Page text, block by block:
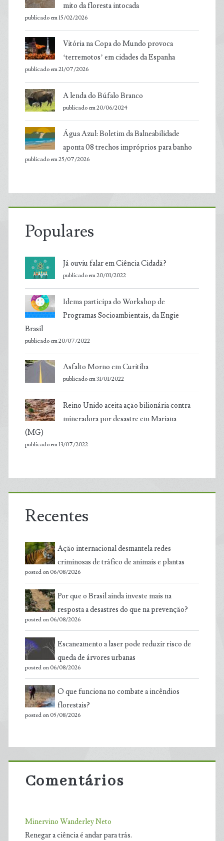
mito da floresta intocada
publicado em 15/02/2026
Vitória na Copa do Mundo provoca
‘terremotos’ em cidades da Espanha
publicado em 21/07/2026
A lenda do Búfalo Branco
publicado em 20/06/2024
Água Azul: Boletim da Balneabilidade
aponta 08 trechos impróprios para banho
publicado em 25/07/2026
Populares
Já ouviu falar em Ciência Cidadã?
publicado em 20/01/2022
Idema participa do Workshop de
Programas Socioambientais, da Engie
Brasil
publicado em 20/07/2022
Asfalto Morno em Curitiba
publicado em 31/01/2022
Reino Unido aceita ação bilionária contra
mineradora por desastre em Mariana
(MG)
publicado em 13/07/2022
Recentes
Ação internacional desmantela redes
criminosas de tráfico de animais e plantas
posted on 06/08/2026
Por que o Brasil ainda investe mais na
resposta a desastres do que na prevenção?
posted on 06/08/2026
Escaneamento a laser pode reduzir risco de
queda de árvores urbanas
posted on 06/08/2026
O que funciona no combate a incêndios
florestais?
posted on 05/08/2026
Comentários
Minervino Wanderley Neto
Renegar a ciência é andar para trás.